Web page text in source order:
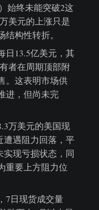
始终未能突破2这
美元的上涨只是
构性转折。
日13.5亿美元，其
者在周期顶部附
。这表明市场供
进，但尚未完
万美元的美国现
遭遇阻力回落，平
实现亏损状态，同
重要上方阻力位
7日现货成交量